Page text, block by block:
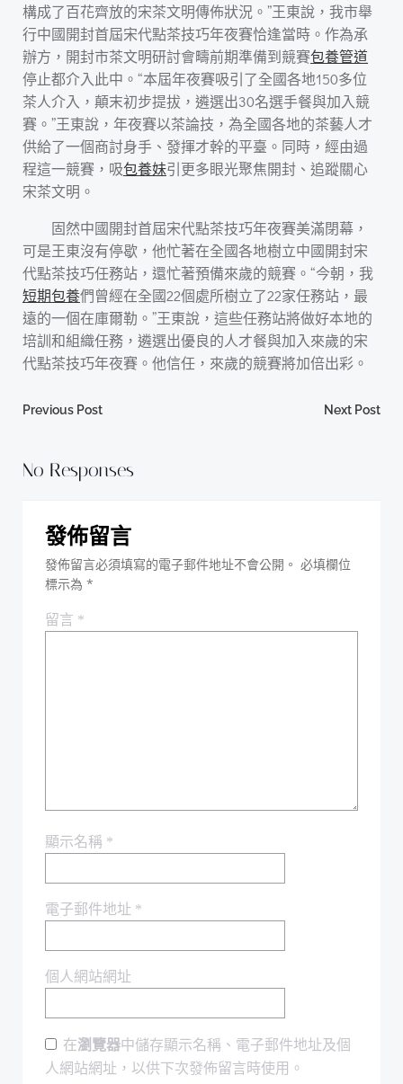
構成了百花齊放的宋茶文明傳佈狀況。”王東說，我市舉
行中國開封首屆宋代點茶技巧年夜賽恰逢當時。作為承
辦方，開封市茶文明研討會疇前期準備到競賽包養管道
停止都介入此中。“本屆年夜賽吸引了全國各地150多位
茶人介入，顛末初步提拔，遴選出30名選手餐與加入競
賽。”王東說，年夜賽以茶論技，為全國各地的茶藝人才
供給了一個商討身手、發揮才幹的平臺。同時，經由過
程這一競賽，吸包養妹引更多眼光聚焦開封、追蹤關心
宋茶文明。
固然中國開封首屆宋代點茶技巧年夜賽美滿閉幕，
可是王東沒有停歇，他忙著在全國各地樹立中國開封宋
代點茶技巧任務站，還忙著預備來歲的競賽。“今朝，我
短期包養們曾經在全國22個處所樹立了22家任務站，最
遠的一個在庫爾勒。”王東說，這些任務站將做好本地的
培訓和組織任務，遴選出優良的人才餐與加入來歲的宋
代點茶技巧年夜賽。他信任，來歲的競賽將加倍出彩。
Post
navigation
Previous Post Next Post
No Responses
發佈留言
發佈留言必須填寫的電子郵件地址不會公開。 必填欄位
標示為 *
留言 *
顯示名稱 *
電子郵件地址 *
個人網站網址
在瀏覽器中儲存顯示名稱、電子郵件地址及個
人網站網址，以供下次發佈留言時使用。